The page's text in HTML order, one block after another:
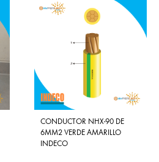
CONDUCTOR NHX-90 DE
6MM2 VERDE AMARILLO
INDECO